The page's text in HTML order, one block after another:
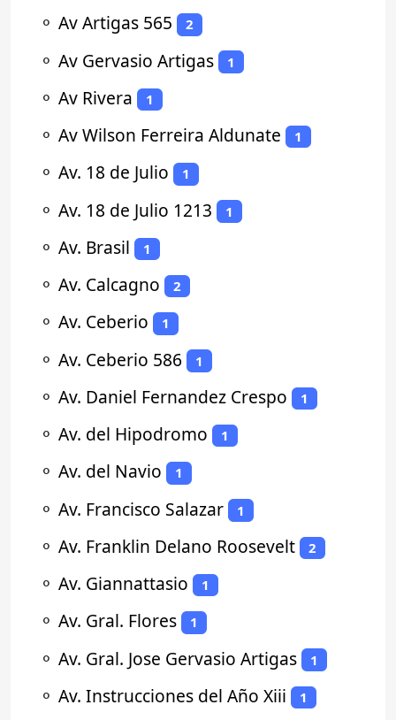
⚬ Av Artigas 565 2
⚬ Av Gervasio Artigas 1
⚬ Av Rivera 1
⚬ Av Wilson Ferreira Aldunate 1
⚬ Av. 18 de Julio 1
⚬ Av. 18 de Julio 1213 1
⚬ Av. Brasil 1
⚬ Av. Calcagno 2
⚬ Av. Ceberio 1
⚬ Av. Ceberio 586 1
⚬ Av. Daniel Fernandez Crespo 1
⚬ Av. del Hipodromo 1
⚬ Av. del Navio 1
⚬ Av. Francisco Salazar 1
⚬ Av. Franklin Delano Roosevelt 2
⚬ Av. Giannattasio 1
⚬ Av. Gral. Flores 1
⚬ Av. Gral. Jose Gervasio Artigas 1
⚬ Av. Instrucciones del Año Xiii 1